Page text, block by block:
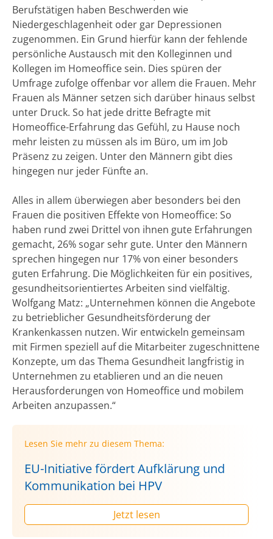
Berufstätigen haben Beschwerden wie
Niedergeschlagenheit oder gar Depressionen
zugenommen. Ein Grund hierfür kann der fehlende
persönliche Austausch mit den Kolleginnen und
Kollegen im Homeoffice sein. Dies spüren der
Umfrage zufolge offenbar vor allem die Frauen. Mehr
Frauen als Männer setzen sich darüber hinaus selbst
unter Druck. So hat jede dritte Befragte mit
Homeoffice-Erfahrung das Gefühl, zu Hause noch
mehr leisten zu müssen als im Büro, um im Job
Präsenz zu zeigen. Unter den Männern gibt dies
hingegen nur jeder Fünfte an.
Alles in allem überwiegen aber besonders bei den
Frauen die positiven Effekte von Homeoffice: So
haben rund zwei Drittel von ihnen gute Erfahrungen
gemacht, 26% sogar sehr gute. Unter den Männern
sprechen hingegen nur 17% von einer besonders
guten Erfahrung. Die Möglichkeiten für ein positives,
gesundheitsorientiertes Arbeiten sind vielfältig.
Wolfgang Matz: „Unternehmen können die Angebote
zu betrieblicher Gesundheitsförderung der
Krankenkassen nutzen. Wir entwickeln gemeinsam
mit Firmen speziell auf die Mitarbeiter zugeschnittene
Konzepte, um das Thema Gesundheit langfristig in
Unternehmen zu etablieren und an die neuen
Herausforderungen von Homeoffice und mobilem
Arbeiten anzupassen.“
Lesen Sie mehr zu diesem Thema:
EU-Initiative fördert Aufklärung und
Kommunikation bei HPV
Jetzt lesen